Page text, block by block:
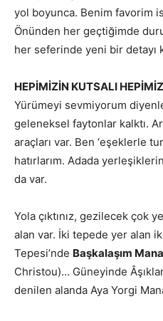
yol boyunca. Benim favorim
Önünden her geçtiğimde
her seferinde yeni bir
HEPİMİZİN KUTSALI
Yürümeyi sevmiyorum
geleneksel faytonlar kalktı.
araçları var. Ben ‘eşeklerle
hatırlarım. Adada
da var.
Yola çıktınız, gezilecek çok
alan var. İki tepede yer alan
Tepesi’nde Başkalaşım
Christou)… Güneyinde
denilen alanda Aya Yorgi